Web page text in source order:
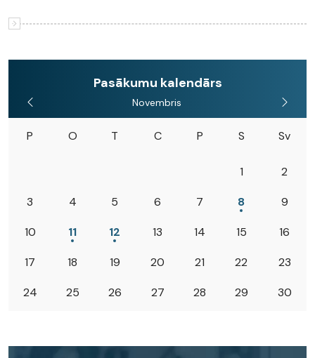
Pasākumu kalendārs
Novembris
P O T C P S Sv
1 2
3 4 5 6 7 8 9
10 11 12 13 14 15 16
17 18 19 20 21 22 23
24 25 26 27 28 29 30